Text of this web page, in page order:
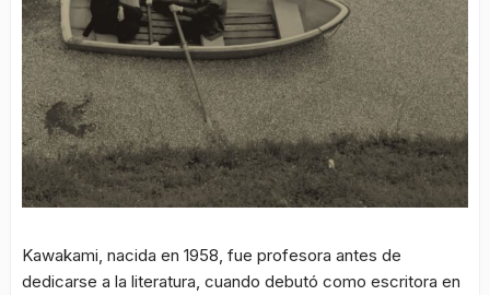
Kawakami, nacida en 1958, fue profesora antes de
dedicarse a la literatura, cuando debutó como escritora en